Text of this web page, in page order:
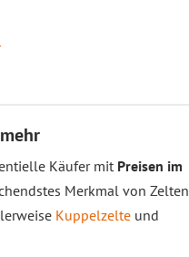
Käufer mit Preisen im
Merkmal von Zelten
Kuppelzelte und